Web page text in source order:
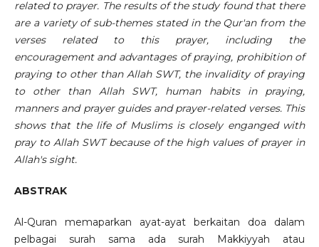
related to prayer. The results of the study found that there
are a variety of sub-themes stated in the Qur'an from the
verses related to this prayer, including the
encouragement and advantages of praying, prohibition of
praying to other than Allah SWT, the invalidity of praying
to other than Allah SWT, human habits in praying,
manners and prayer guides and prayer-related verses. This
shows that the life of Muslims is closely enganged with
pray to Allah SWT because of the high values of prayer in
Allah's sight.
ABSTRAK
Al-Quran memaparkan ayat-ayat berkaitan doa dalam
pelbagai surah sama ada surah Makkiyyah atau